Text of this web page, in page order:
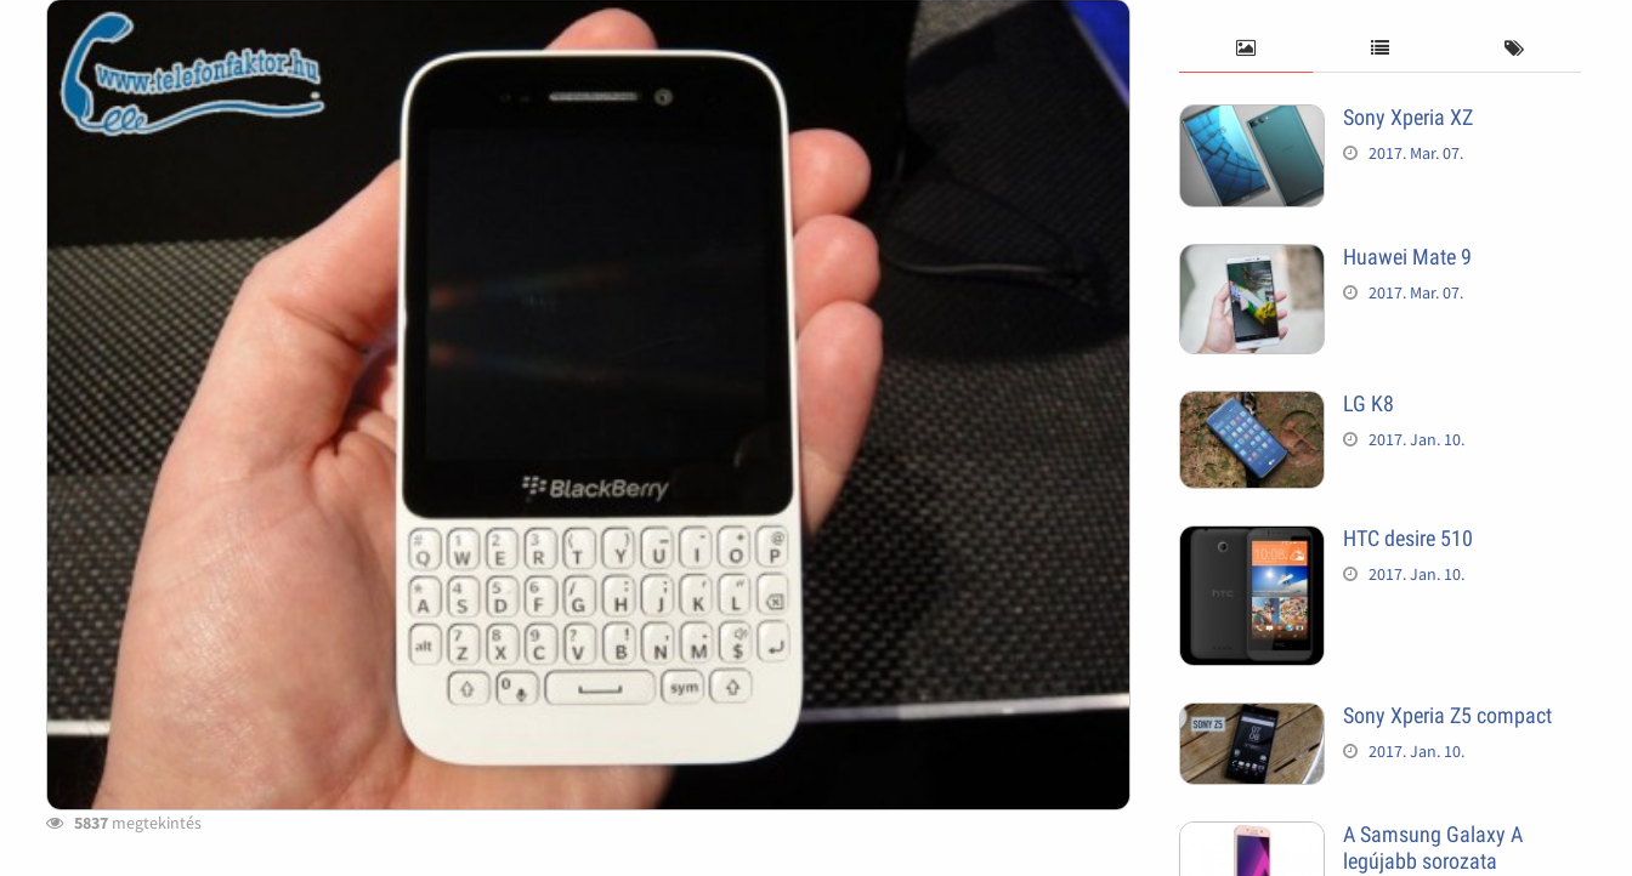
5837 megtekintés
Sony Xperia XZ
2017. Mar. 07.
Huawei Mate 9
2017. Mar. 07.
LG K8
2017. Jan. 10.
HTC desire 510
2017. Jan. 10.
Sony Xperia Z5 compact
2017. Jan. 10.
A Samsung Galaxy A
legújabb sorozata